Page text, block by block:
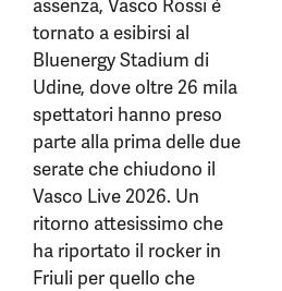
assenza, Vasco Rossi è
tornato a esibirsi al
Bluenergy Stadium di
Udine, dove oltre 26 mila
spettatori hanno preso
parte alla prima delle due
serate che chiudono il
Vasco Live 2026. Un
ritorno attesissimo che
ha riportato il rocker in
Friuli per quello che